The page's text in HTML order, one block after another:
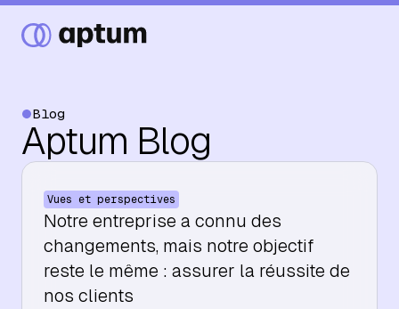
Ce que nous faisons
Nos partenaires
Ressources
Blog
Aptum Blog
Vues et perspectives
Notre entreprise a connu des
changements, mais notre objectif
reste le même : assurer la réussite de
nos clients